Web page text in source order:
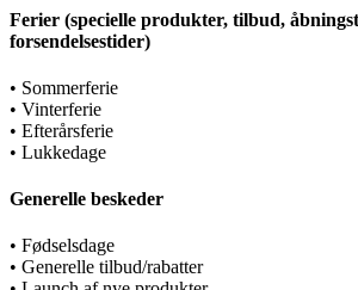
Ferier (specielle produkter, tilbud,
forsendelsestider)
• Sommerferie
• Vinterferie
• Efterårsferie
• Lukkedage
Generelle beskeder
• Fødselsdage
• Generelle tilbud/rabatter